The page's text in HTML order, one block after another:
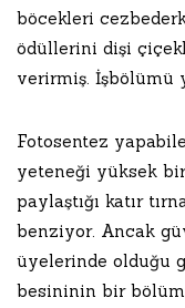
böcekleri
ödüllerini dişi
verirmiş. İşbölümü
Fotosentez
yeteneği yüksek bir
paylaştığı katır
benziyor. Ancak
üyelerinde olduğu
besininin bir